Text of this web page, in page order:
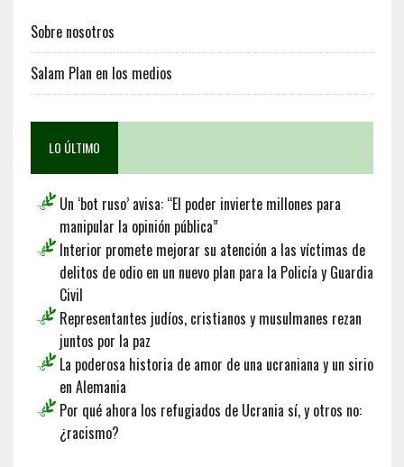
Sobre nosotros
Salam Plan en los medios
LO ÚLTIMO
Un ‘bot ruso’ avisa: “El poder invierte millones para
manipular la opinión pública”
Interior promete mejorar su atención a las víctimas de
delitos de odio en un nuevo plan para la Policía y Guardia
Civil
Representantes judíos, cristianos y musulmanes rezan
juntos por la paz
La poderosa historia de amor de una ucraniana y un sirio
en Alemania
Por qué ahora los refugiados de Ucrania sí, y otros no:
¿racismo?